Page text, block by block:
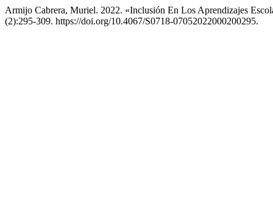
Armijo Cabrera, Muriel. 2022. «Inclusión En Los Aprendizajes
(2):295-309. https://doi.org/10.4067/S0718-07052022000200295.